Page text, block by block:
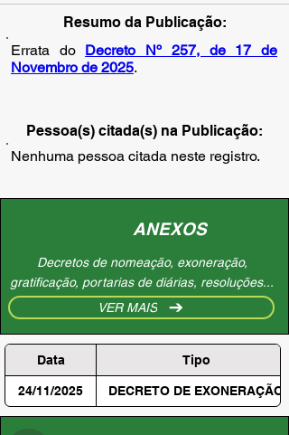
Resumo da Publicação:
Errata do Decreto Nº 257, de 17 de
Novembro de 2025.
Pessoa(s) citada(s) na Publicação:
Nenhuma pessoa citada neste registro.
ANEXOS
Decretos de nomeação, exoneração,
gratificação, portarias de diárias, resoluções...
VER MAIS
Data Tipo
24/11/2025 DECRETO DE EXONERAÇÃO